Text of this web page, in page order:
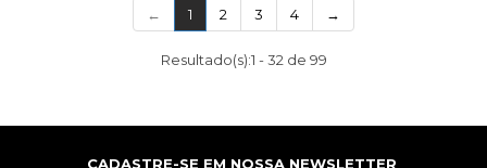
← 1 (current)
2 3 4 →
Resultado(s):1 -32 de 99
CADASTRE-SE EM NOSSA NEWSLETTER